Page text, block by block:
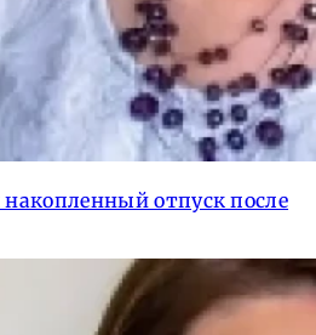
отпуск после